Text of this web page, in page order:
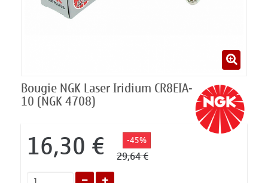
Bougie NGK Laser Iridium CR8EIA-
10 (NGK 4708)
16,30 € -45%
29,64 €